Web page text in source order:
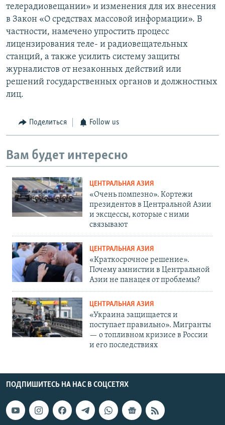
телерадиовещании» и изменения для их внесения
в Закон «О средствах массовой информации». В
частности, намечено упростить процесс
лицензирования теле- и радиовещательных
станций, а также усилить систему защиты
журналистов от незаконных действий или
решений государственных органов и должностных
лиц.
Поделиться Follow us
Вам будет интересно
ЦЕНТРАЛЬНАЯ АЗИЯ
«Очень помпезно». Кортежи
президентов в Центральной Азии
и эксцессы, которые с ними
связывают
ЦЕНТРАЛЬНАЯ АЗИЯ
«Краткосрочное решение».
Почему амнистии в Центральной
Азии не панацея от проблемы?
ЦЕНТРАЛЬНАЯ АЗИЯ
«Украина защищается и
поступает правильно». Мигранты
— о топливном кризисе в России
и его последствиях
ПОДПИШИТЕСЬ НА НАС В СОЦСЕТЯХ